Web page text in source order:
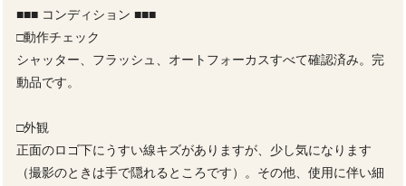
■■■ コンディション ■■■
□動作チェック
シャッター、フラッシュ、オートフォーカスすべて確認済み。完
動品です。
□外観
正面のロゴ下にうすい線キズがありますが、少し気になります
（撮影のときは手で隠れるところです）。その他、使用に伴い細